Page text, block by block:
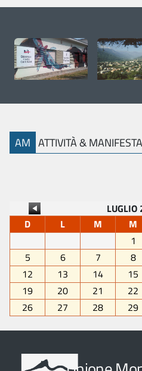
AM ATTIVITÀ &
D
L M M
1
5
6 7 8
12
13 14 15
19
20 21 22
26
27 28 29